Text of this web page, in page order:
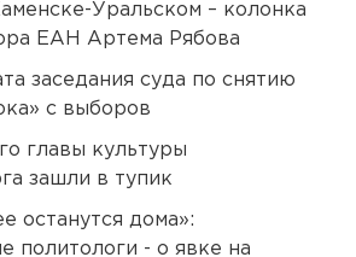
Уральском – колонка
ЕАН Артема Рябова
заседания суда по снятию
с выборов
главы культуры
зашли в тупик
останутся дома»:
политологи - о явке на